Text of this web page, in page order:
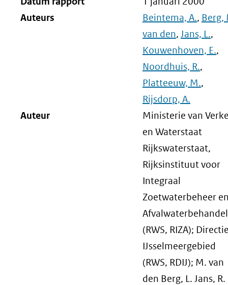
Auteurs
Beintema, A., Berg,
van den, Jans, L.,
Kouwenhoven, E.,
Noordhuis, R.,
Platteeuw, M.,
Rijsdorp, A.
Auteur
Ministerie van
en Waterstaat
Rijkswaterstaat,
Rijksinstituut voor
Integraal
Zoetwaterbeheer
(RWS, RIZA);
IJsselmeergebied
(RWS, RDIJ); M. van
den Berg, L. Jans, R.